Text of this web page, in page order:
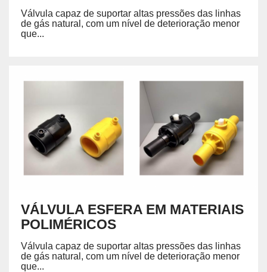
Válvula capaz de suportar altas pressões das linhas
de gás natural, com um nível de deterioração menor
que...
VÁLVULA ESFERA EM MATERIAIS
POLIMÉRICOS
Válvula capaz de suportar altas pressões das linhas
de gás natural, com um nível de deterioração menor
que...